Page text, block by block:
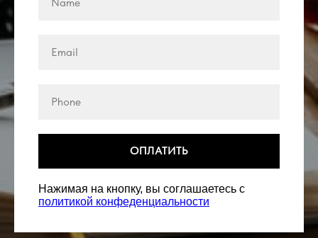
ОПЛАТИТЬ
Нажимая на кнопку, вы соглашаетесь с
политикой конфеденциальности